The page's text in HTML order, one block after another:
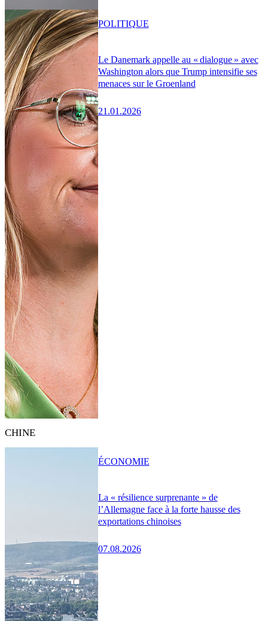
Le Danemark appelle au « dialogue » avec
Washington alors que Trump intensifie ses
menaces sur le Groenland
21.01.2026
POLITIQUE
CHINE
La « résilience surprenante » de
l’Allemagne face à la forte hausse des
exportations chinoises
07.08.2026
ÉCONOMIE